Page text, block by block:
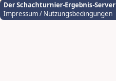
Der Schachturnier-Ergebnis-Server
Impressum / Nutzungsbedingungen